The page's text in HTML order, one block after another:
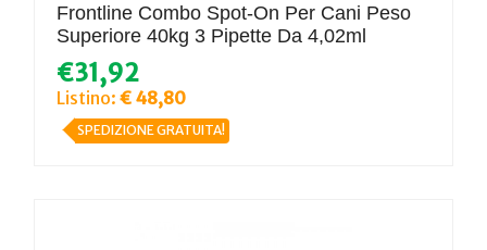
Frontline Combo Spot-On Per Cani Peso
Superiore 40kg 3 Pipette Da 4,02ml
€31,92
Listino: € 48,80
SPEDIZIONE GRATUITA!